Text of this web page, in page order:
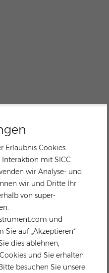
Erlaubnis Cookies
mit SICC
wir Analyse- und
wir und Dritte Ihr
von super-
und
Sie auf „Akzeptieren“
dies ablehnen,
und Sie erhalten
besuchen Sie unsere